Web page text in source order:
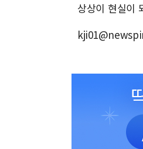
상상이 현실이